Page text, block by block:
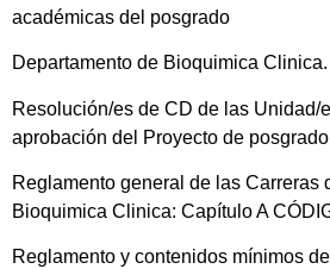
académicas del posgrado
Departamento de Bioquimica
Resolución/es de CD de las Unidad/
aprobación del Proyecto de posgrado
Reglamento general de las Carreras
Bioquimica Clinica: Capítulo A
Reglamento y contenidos mínimos